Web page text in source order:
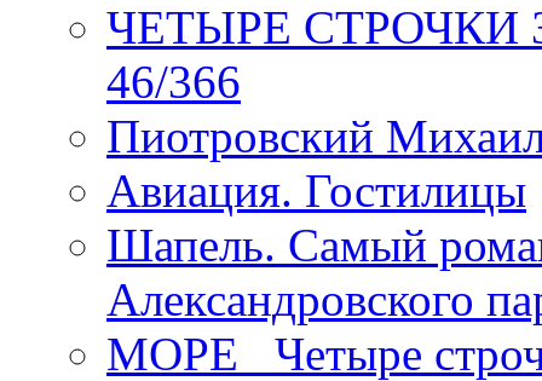
ЧЕТЫРЕ СТРОЧКИ
46/366
Пиотровский
Авиация. Гостилицы
Шапель. Самый
Александровского
МОРЕ _Четыре